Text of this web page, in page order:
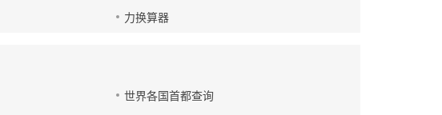
力换算器
世界各国首都查询